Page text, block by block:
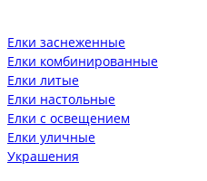
Елки заснеженные
Елки комбинированные
Елки литые
Елки настольные
Елки с освещением
Елки уличные
Украшения